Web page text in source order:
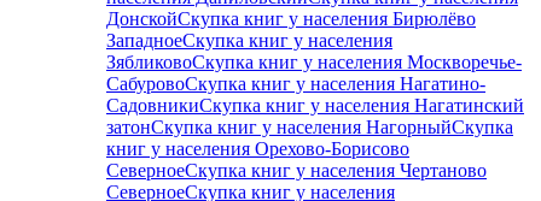
ДонскойСкупка книг у населения Бирюлёво
ЗападноеСкупка книг у населения
ЗябликовоСкупка книг у населения Москворечье-
СабуровоСкупка книг у населения Нагатино-
СадовникиСкупка книг у населения Нагатинский
затонСкупка книг у населения НагорныйСкупка
книг у населения Орехово-Борисово
СеверноеСкупка книг у населения Чертаново
СеверноеСкупка книг у населения